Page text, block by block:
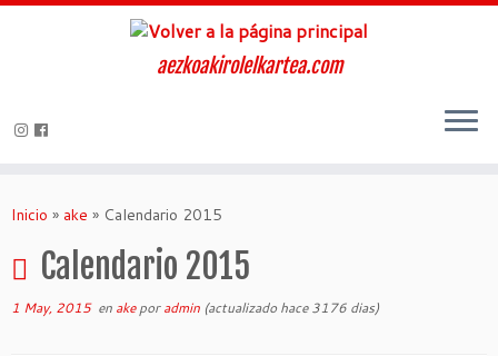
aezkoakirolelkartea.com
Inicio » ake » Calendario 2015
Calendario 2015
1 May, 2015en akeporadmin (actualizado hace 3176 dias)